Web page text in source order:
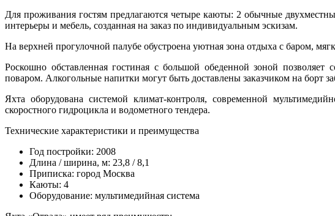
Для проживания гостям предлагаются четыре каюты: 2 обычные
интерьеры и мебель, созданная на заказ по индивидуальным эскизам.
На верхней прогулочной палубе обустроена уютная зона отдыха с баром,
Роскошно обставленная гостиная с большой обеденной зоной позволяет
поваром. Алкогольные напитки могут быть доставлены заказчиком на борт
Яхта оборудована системой климат-контроля, современной
скоростного гидроцикла и водометного тендера.
Технические характеристики и преимущества
Год постройки: 2008
Длина / ширина, м: 23,8 / 8,1
Приписка: город Москва
Каюты: 4
Оборудование: мультимедийная система